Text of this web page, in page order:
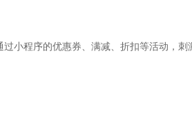
小程序的优惠券、满减、折扣等活动，